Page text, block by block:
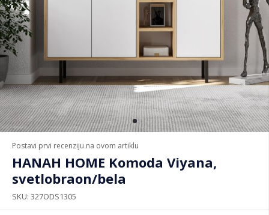
Postavi prvi recenziju na ovom artiklu
HANAH HOME Komoda Viyana,
svetlobraon/bela
SKU 327ODS1305